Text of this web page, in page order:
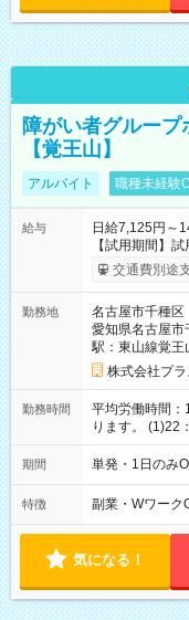
障がい者グルー
【覚王山】
アルバイト 職種未経験
給与
日給7,125円～
【試用期間】
給与は本採用時
交通費別途
勤務地
名古屋市千種区
愛知県名古屋市
駅：東山線覚王
株式会社プラ
勤務時間
平均労働時間：
ります。 (1)22
00 (休憩あり) ３６協定提出済
時間 勤務日数
期間 単発・1日のみ
特徴 副業・Wワーク
気になる！